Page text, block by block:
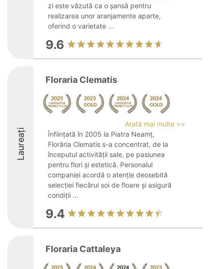
zi este văzută ca o șansă pentru
realizarea unor aranjamente aparte,
oferind o varietate ...
9.6
Laureați
Floraria Clematis
Arată mai multe >>
Înființată în 2005 la Piatra Neamț,
Florăria Clematis s-a concentrat, de la
începutul activității sale, pe pasiunea
pentru flori și estetică. Personalul
companiei acordă o atenție deosebită
selecției fiecărui soi de floare și asigură
condiții ...
9.4
Floraria Cattaleya